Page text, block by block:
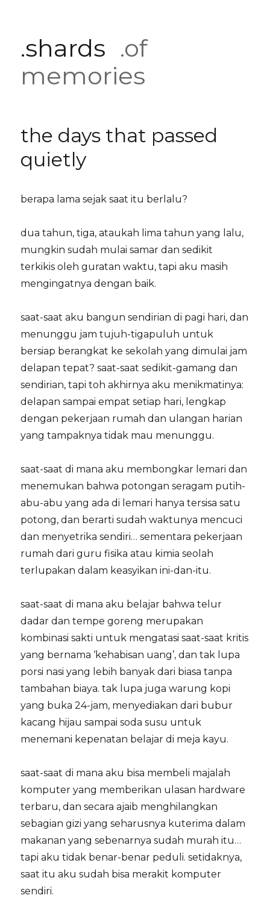
.shards .of
memories
the days that passed
quietly
berapa lama sejak saat itu berlalu?
dua tahun, tiga, ataukah lima tahun yang lalu,
mungkin sudah mulai samar dan sedikit
terkikis oleh guratan waktu, tapi aku masih
mengingatnya dengan baik.
saat-saat aku bangun sendirian di pagi hari, dan
menunggu jam tujuh-tigapuluh untuk
bersiap berangkat ke sekolah yang dimulai jam
delapan tepat? saat-saat sedikit-gamang dan
sendirian, tapi toh akhirnya aku menikmatinya:
delapan sampai empat setiap hari, lengkap
dengan pekerjaan rumah dan ulangan harian
yang tampaknya tidak mau menunggu.
saat-saat di mana aku membongkar lemari dan
menemukan bahwa potongan seragam putih-
abu-abu yang ada di lemari hanya tersisa satu
potong, dan berarti sudah waktunya mencuci
dan menyetrika sendiri… sementara pekerjaan
rumah dari guru fisika atau kimia seolah
terlupakan dalam keasyikan ini-dan-itu.
saat-saat di mana aku belajar bahwa telur
dadar dan tempe goreng merupakan
kombinasi sakti untuk mengatasi saat-saat kritis
yang bernama ‘kehabisan uang’, dan tak lupa
porsi nasi yang lebih banyak dari biasa tanpa
tambahan biaya. tak lupa juga warung kopi
yang buka 24-jam, menyediakan dari bubur
kacang hijau sampai soda susu untuk
menemani kepenatan belajar di meja kayu.
saat-saat di mana aku bisa membeli majalah
komputer yang memberikan ulasan hardware
terbaru, dan secara ajaib menghilangkan
sebagian gizi yang seharusnya kuterima dalam
makanan yang sebenarnya sudah murah itu…
tapi aku tidak benar-benar peduli. setidaknya,
saat itu aku sudah bisa merakit komputer
sendiri.